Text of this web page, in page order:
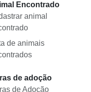
Encontrado
animal
de animais
de adoção
de Adoção